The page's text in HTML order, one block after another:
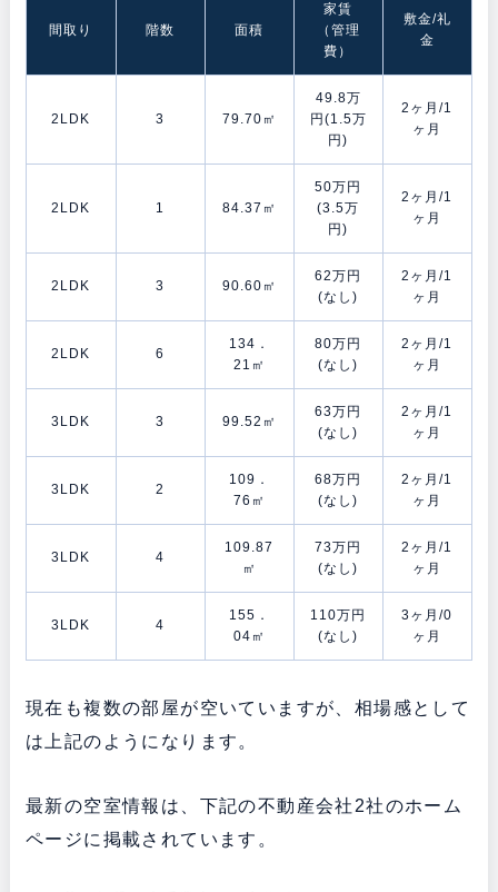
間取り 階数 面積
家賃
（管理
費）
敷金/礼
金
2LDK 3 79.70㎡
49.8万
円(1.5万
円)
2ヶ月/1
ヶ月
2LDK 1 84.37㎡
50万円
(3.5万
円)
2ヶ月/1
ヶ月
2LDK 3 90.60㎡
62万円
(なし)
2ヶ月/1
ヶ月
2LDK 6
134．
21㎡
80万円
(なし)
2ヶ月/1
ヶ月
3LDK 3 99.52㎡
63万円
(なし)
2ヶ月/1
ヶ月
3LDK 2
109．
76㎡
68万円
(なし)
2ヶ月/1
ヶ月
3LDK 4
109.87
㎡
73万円
(なし)
2ヶ月/1
ヶ月
3LDK 4
155．
04㎡
110万円
(なし)
3ヶ月/0
ヶ月
現在も複数の部屋が空いていますが、相場感として
は上記のようになります。
最新の空室情報は、下記の不動産会社2社のホーム
ページに掲載されています。